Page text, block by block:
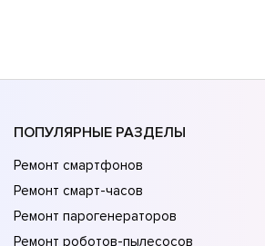
ПОПУЛЯРНЫЕ РАЗДЕЛЫ
Ремонт смартфонов
Ремонт смарт-часов
Ремонт парогенераторов
Ремонт роботов-пылесосов